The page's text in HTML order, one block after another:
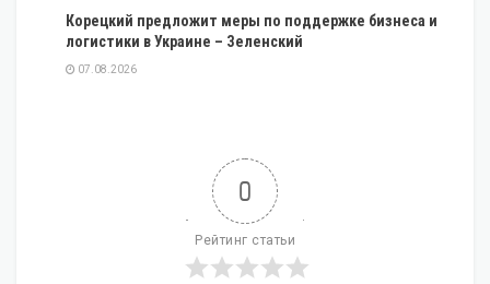
Корецкий предложит меры по поддержке бизнеса и
логистики в Украине – Зеленский
07.08.2026
0
Рейтинг статьи